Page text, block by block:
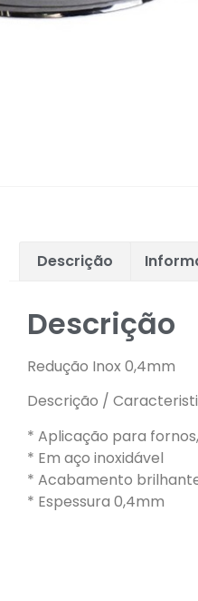
Descrição
Descrição
Redução Inox 0,4mm
Descrição /
* Aplicação para
* Em aço inoxidável
* Acabamento
* Espessura 0,4mm